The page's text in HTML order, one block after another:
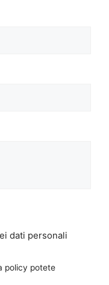
dati personali
policy potete